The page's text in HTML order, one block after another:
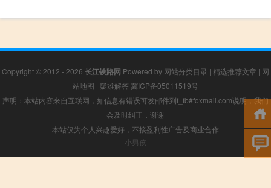
Copyright © 2012 - 2026 长江铁路网 Powered by 网站分类目录 | 精选推荐文章 | 网
站地图 | 疑难解答 冀ICP备05011519号
声明：本站内容来自互联网，如信息有错误可发邮件到f_fb#foxmail.com说明，我们
会及时纠正，谢谢
本站仅为个人兴趣爱好，不接盈利性广告及商业合作
小男孩